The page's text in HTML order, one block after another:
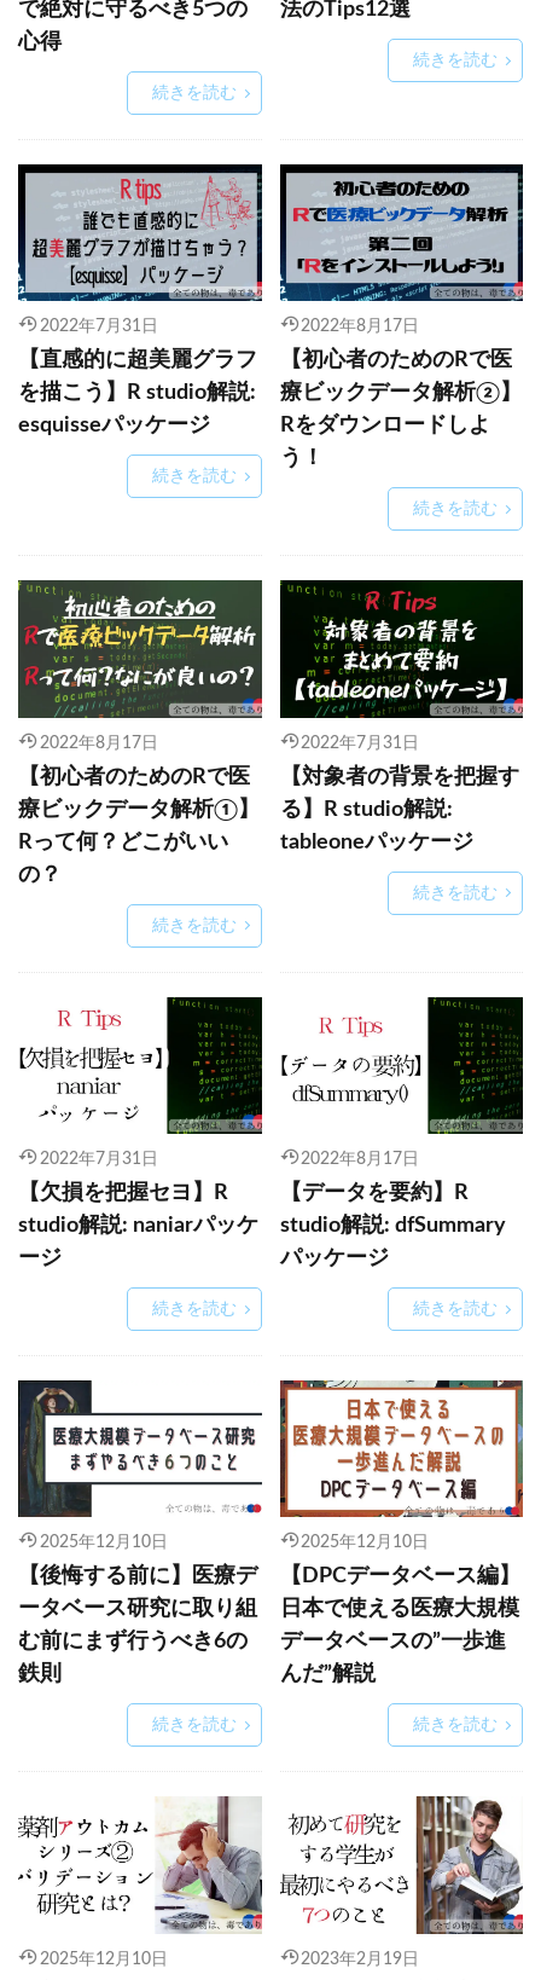
で絶対に守るべき5つの
心得
続きを読む
法のTips12選
続きを読む
2022年7月31日
【直感的に超美麗グラフ
を描こう】R studio解説:
esquisseパッケージ
続きを読む
2022年8月17日
【初心者のためのRで医
療ビックデータ解析②】
Rをダウンロードしよ
う！
続きを読む
2022年8月17日
【初心者のためのRで医
療ビックデータ解析①】
Rって何？どこがいい
の？
続きを読む
2022年7月31日
【対象者の背景を把握す
る】R studio解説:
tableoneパッケージ
続きを読む
2022年7月31日
【欠損を把握セヨ】R
studio解説: naniarパッケ
ージ
続きを読む
2022年8月17日
【データを要約】R
studio解説: dfSummary
パッケージ
続きを読む
2025年12月10日
【後悔する前に】医療デ
ータベース研究に取り組
む前にまず行うべき6の
鉄則
続きを読む
2025年12月10日
【DPCデータベース編】
日本で使える医療大規模
データベースの”一歩進
んだ”解説
続きを読む
2025年12月10日 2023年2月19日